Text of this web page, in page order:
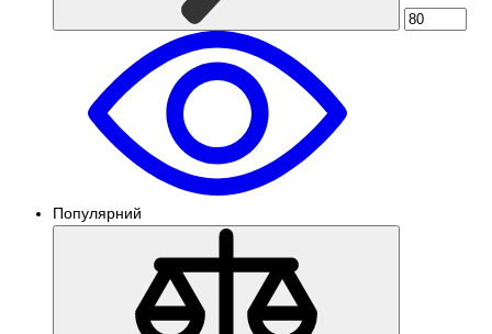
Популярний